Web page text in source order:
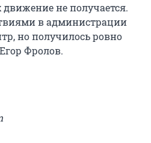
движение не получается.
в администрации
но получилось ровно
Фролов.